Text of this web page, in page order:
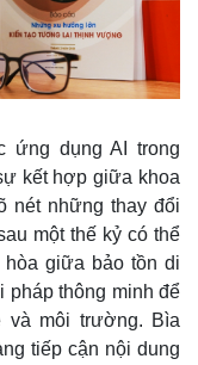
ứng dụng AI trong
kết hợp giữa khoa
nét những thay đổi
một thế kỷ có thể
giữa bảo tồn di
pháp thông minh để
môi trường. Bìa
tiếp cận nội dung